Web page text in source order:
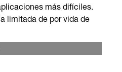
más difíciles.
limitada de por vida de